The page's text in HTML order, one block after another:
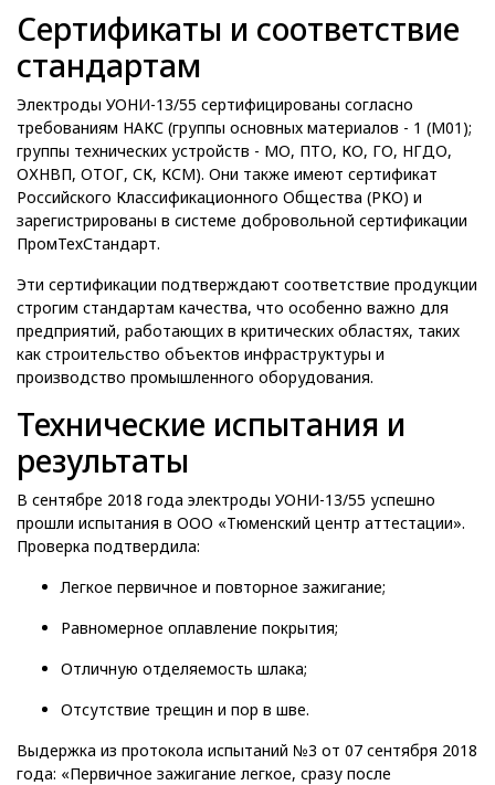
Сертификаты и соответствие
стандартам
Электроды УОНИ-13/55 сертифицированы согласно
требованиям НАКС (группы основных материалов - 1 (М01);
группы технических устройств - МО, ПТО, КО, ГО, НГДО,
ОХНВП, ОТОГ, СК, КСМ). Они также имеют сертификат
Российского Классификационного Общества (РКО) и
зарегистрированы в системе добровольной сертификации
ПромТехСтандарт.
Эти сертификации подтверждают соответствие продукции
строгим стандартам качества, что особенно важно для
предприятий, работающих в критических областях, таких
как строительство объектов инфраструктуры и
производство промышленного оборудования.
Технические испытания и
результаты
В сентябре 2018 года электроды УОНИ-13/55 успешно
прошли испытания в ООО «Тюменский центр аттестации».
Проверка подтвердила:
Легкое первичное и повторное зажигание;
Равномерное оплавление покрытия;
Отличную отделяемость шлака;
Отсутствие трещин и пор в шве.
Выдержка из протокола испытаний №3 от 07 сентября 2018
года: «Первичное зажигание легкое, сразу после